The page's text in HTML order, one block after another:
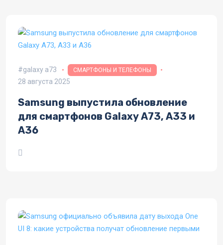
galaxy a73 СМАРТФОНЫ И ТЕЛЕФОНЫ
28 августа 2025
Samsung выпустила обновление
для смартфонов Galaxy A73, A33 и
A36